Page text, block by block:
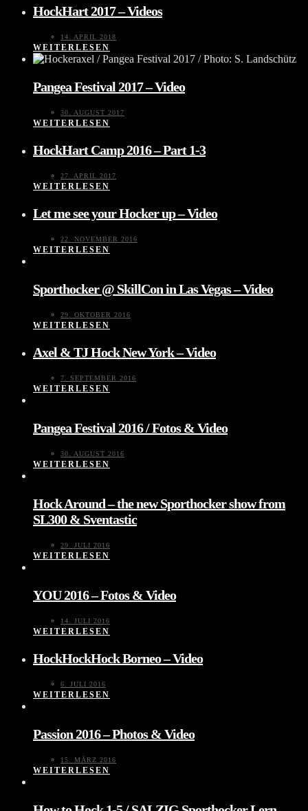
HockHart 2017 – Videos
14. APRIL 2018
WEITERLESEN
Pangea Festival 2017 – Video
30. AUGUST 2017
WEITERLESEN
HockHart Camp 2016 – Part 1-3
27. APRIL 2017
WEITERLESEN
Let me see your Hocker up – Video
22. NOVEMBER 2016
WEITERLESEN
Sporthocker @ SkillCon in Las Vegas – Video
29. OKTOBER 2016
WEITERLESEN
Axel & TJ Hock New York – Video
7. SEPTEMBER 2016
WEITERLESEN
Pangea Festival 2016 / Fotos & Video
30. AUGUST 2016
WEITERLESEN
Hock Around – the new Sporthocker show from
SL300 & Sventastic
29. JULI 2016
WEITERLESEN
YOU 2016 – Fotos & Video
14. JULI 2016
WEITERLESEN
HockHockHock Borneo – Video
6. JULI 2016
WEITERLESEN
Passion 2016 – Photos & Video
15. MÄRZ 2016
WEITERLESEN